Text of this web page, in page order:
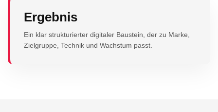
Ergebnis
Ein klar strukturierter digitaler Baustein, der zu Marke,
Zielgruppe, Technik und Wachstum passt.